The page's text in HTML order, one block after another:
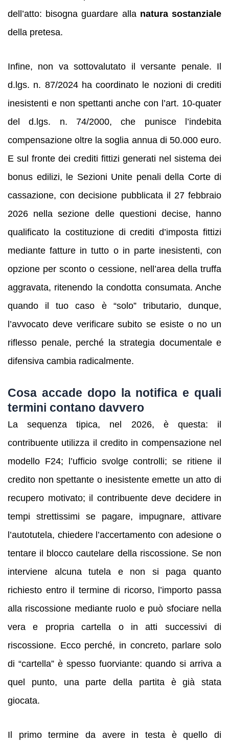
dell’atto: bisogna guardare alla natura sostanziale
della pretesa.
Infine, non va sottovalutato il versante penale. Il
d.lgs. n. 87/2024 ha coordinato le nozioni di crediti
inesistenti e non spettanti anche con l’art. 10-quater
del d.lgs. n. 74/2000, che punisce l’indebita
compensazione oltre la soglia annua di 50.000 euro.
E sul fronte dei crediti fittizi generati nel sistema dei
bonus edilizi, le Sezioni Unite penali della Corte di
cassazione, con decisione pubblicata il 27 febbraio
2026 nella sezione delle questioni decise, hanno
qualificato la costituzione di crediti d’imposta fittizi
mediante fatture in tutto o in parte inesistenti, con
opzione per sconto o cessione, nell’area della truffa
aggravata, ritenendo la condotta consumata. Anche
quando il tuo caso è “solo” tributario, dunque,
l’avvocato deve verificare subito se esiste o no un
riflesso penale, perché la strategia documentale e
difensiva cambia radicalmente.
Cosa accade dopo la notifica e quali
termini contano davvero
La sequenza tipica, nel 2026, è questa: il
contribuente utilizza il credito in compensazione nel
modello F24; l’ufficio svolge controlli; se ritiene il
credito non spettante o inesistente emette un atto di
recupero motivato; il contribuente deve decidere in
tempi strettissimi se pagare, impugnare, attivare
l’autotutela, chiedere l’accertamento con adesione o
tentare il blocco cautelare della riscossione. Se non
interviene alcuna tutela e non si paga quanto
richiesto entro il termine di ricorso, l’importo passa
alla riscossione mediante ruolo e può sfociare nella
vera e propria cartella o in atti successivi di
riscossione. Ecco perché, in concreto, parlare solo
di “cartella” è spesso fuorviante: quando si arriva a
quel punto, una parte della partita è già stata
giocata.
Il primo termine da avere in testa è quello di